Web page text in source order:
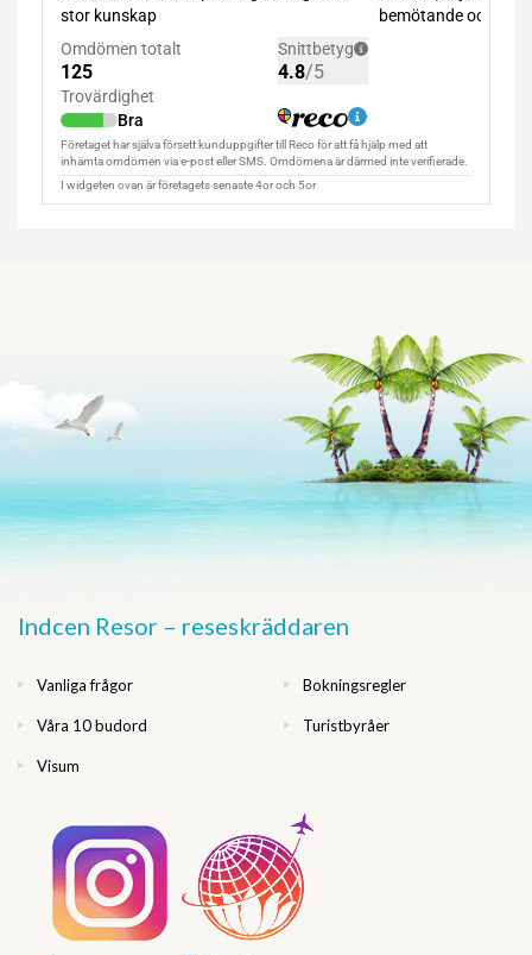
Indcen Resor – reseskräddaren
Vanliga frågor Bokningsregler
Våra 10 budord Turistbyråer
Visum